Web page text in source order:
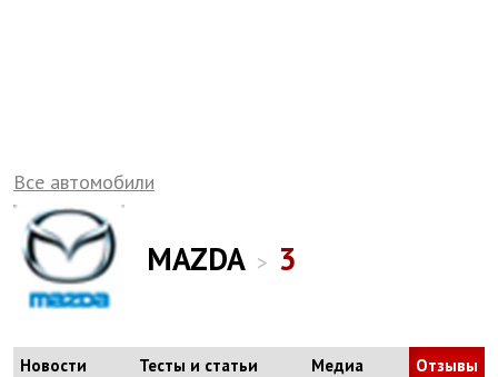
Все автомобили
MAZDA > 3
Новости Тесты и статьи Медиа Отзывы